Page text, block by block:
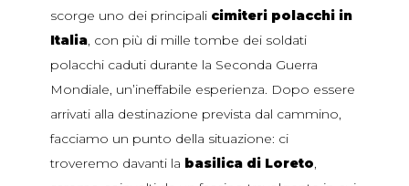
scorge uno dei principali cimiteri polacchi in
Italia, con più di mille tombe dei soldati
polacchi caduti durante la Seconda Guerra
Mondiale, un’ineffabile esperienza. Dopo essere
arrivati alla destinazione prevista dal cammino,
facciamo un punto della situazione: ci
troveremo davanti la basilica di Loreto,